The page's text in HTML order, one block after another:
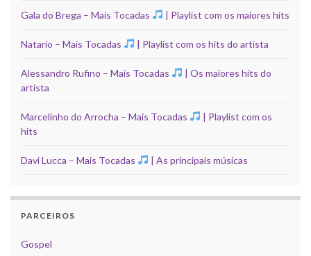
Gala do Brega – Mais Tocadas | Playlist com os maiores hits
Natario – Mais Tocadas | Playlist com os hits do artista
Alessandro Rufino – Mais Tocadas
| Os maiores hits do
artista
Marcelinho do Arrocha – Mais Tocadas
| Playlist com os
hits
Davi Lucca – Mais Tocadas | As principais músicas
PARCEIROS
Gospel